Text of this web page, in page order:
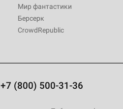
Мир фантастики
Берсерк
CrowdRepublic
+7 (800) 500-31-36